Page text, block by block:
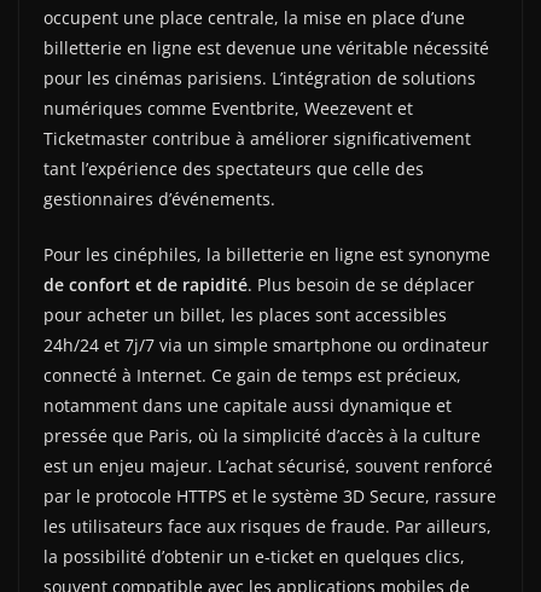
occupent une place centrale, la mise en place d’une
billetterie en ligne est devenue une véritable nécessité
pour les cinémas parisiens. L’intégration de solutions
numériques comme Eventbrite, Weezevent et
Ticketmaster contribue à améliorer significativement
tant l’expérience des spectateurs que celle des
gestionnaires d’événements.
Pour les cinéphiles, la billetterie en ligne est synonyme
de confort et de rapidité. Plus besoin de se déplacer
pour acheter un billet, les places sont accessibles
24h/24 et 7j/7 via un simple smartphone ou ordinateur
connecté à Internet. Ce gain de temps est précieux,
notamment dans une capitale aussi dynamique et
pressée que Paris, où la simplicité d’accès à la culture
est un enjeu majeur. L’achat sécurisé, souvent renforcé
par le protocole HTTPS et le système 3D Secure, rassure
les utilisateurs face aux risques de fraude. Par ailleurs,
la possibilité d’obtenir un e-ticket en quelques clics,
souvent compatible avec les applications mobiles de